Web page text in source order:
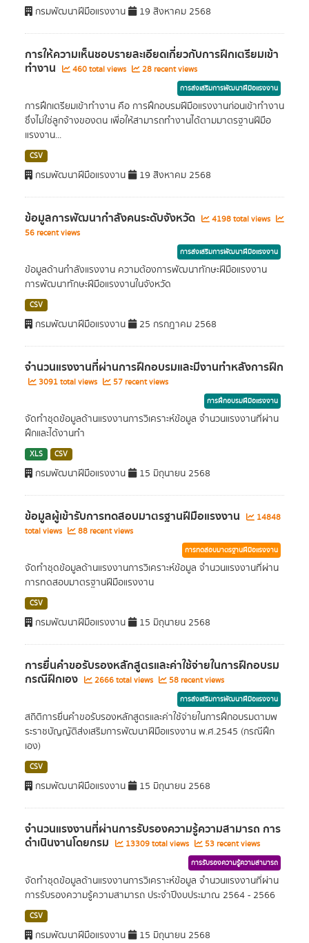
กรมพัฒนาฝีมือแรงงาน 19 สิงหาคม 2568
การให้ความเห็นชอบรายละเอียดเกี่ยวกับการฝึกเตรียมเข้า
ทำงาน 460 total views 28 recent views
การส่งเสริมการพัฒนาฝีมือแรงงาน
การฝึกเตรียมเข้าทำงาน คือ การฝึกอบรมฝีมือแรงงานก่อนเข้าทำงาน
ซึ่งไม่ใช่ลูกจ้างของตน เพื่อให้สามารถทำงานได้ตามมาตรฐานฝีมือ
แรงงาน...
CSV
กรมพัฒนาฝีมือแรงงาน 19 สิงหาคม 2568
ข้อมูลการพัฒนากำลังคนระดับจังหวัด
4198 total views
56 recent views
การส่งเสริมการพัฒนาฝีมือแรงงาน
ข้อมูลด้านกำลังแรงงาน ความต้องการพัฒนาทักษะฝีมือแรงงาน
การพัฒนาทักษะฝีมือแรงงานในจังหวัด
CSV
กรมพัฒนาฝีมือแรงงาน 25 กรกฎาคม 2568
จำนวนแรงงานที่ผ่านการฝึกอบรมและมีงานทำหลังการฝึก
3091 total views 57 recent views
การฝึกอบรมฝีมือแรงงาน
จัดทำชุดข้อมูลด้านแรงงานการวิเคราะห์ข้อมูล จำนวนแรงงานที่ผ่าน
ฝึกและได้งานทำ
XLS CSV
กรมพัฒนาฝีมือแรงงาน 15 มิถุนายน 2568
ข้อมูลผู้เข้ารับการทดสอบมาตรฐานฝีมือแรงงาน
14848
total views
88 recent views
การทดสอบมาตรฐานฝีมือแรงงาน
จัดทำชุดข้อมูลด้านแรงงานการวิเคราะห์ข้อมูล จำนวนแรงงานที่ผ่าน
การทดสอบมาตรฐานฝีมือแรงงาน
CSV
กรมพัฒนาฝีมือแรงงาน 15 มิถุนายน 2568
การยื่นคำขอรับรองหลักสูตรและค่าใช้จ่ายในการฝึกอบรม
กรณีฝึกเอง 2666 total views 58 recent views
การส่งเสริมการพัฒนาฝีมือแรงงาน
สถิติการยื่นคำขอรับรองหลักสูตรและค่าใช้จ่ายในการฝึกอบรมตามพ
ระราชบัญญัติส่งเสริมการพัฒนาฝีมือแรงงาน พ.ศ.2545 (กรณีฝึก
เอง)
CSV
กรมพัฒนาฝีมือแรงงาน 15 มิถุนายน 2568
จำนวนแรงงานที่ผ่านการรับรองความรู้ความสามารถ การ
ดำเนินงานโดยกรม 13309 total views 53 recent views
การรับรองความรู้ความสามารถ
จัดทำชุดข้อมูลด้านแรงงานการวิเคราะห์ข้อมูล จำนวนแรงงานที่ผ่าน
การรับรองความรู้ความสามารถ ประจำปีงบประมาณ 2564 - 2566
CSV
กรมพัฒนาฝีมือแรงงาน 15 มิถุนายน 2568